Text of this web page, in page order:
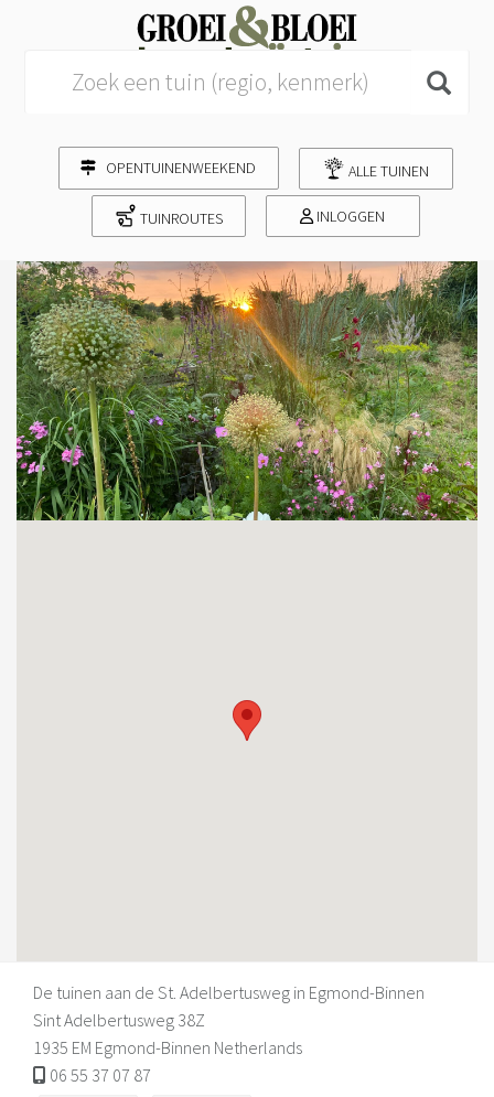
OPENTUINENWEEKEND ALLE TUINEN
TUINROUTES INLOGGEN
De tuinen aan de St. Adelbertusweg in Egmond-Binnen
Sint Adelbertusweg 38Z
1935 EM Egmond-Binnen Netherlands
06 55 37 07 87